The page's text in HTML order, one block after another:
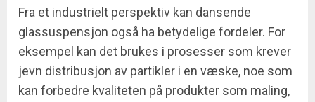
Fra et industrielt perspektiv kan dansende
glassuspensjon også ha betydelige fordeler. For
eksempel kan det brukes i prosesser som krever
jevn distribusjon av partikler i en væske, noe som
kan forbedre kvaliteten på produkter som maling,